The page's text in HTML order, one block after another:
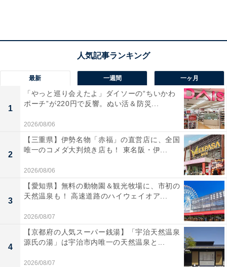
最新 一週間 一ヶ月
1
「やっと巡り会えたよ」ダイソーの“ちいかわ
ポーチ”が220円で反響。ぬい活＆防災...
2026/08/06
2
【三重県】伊勢名物「赤福」の直営店に、全国
唯一のコメダ大判焼き店も！ 東名阪・伊...
2026/08/06
3
【愛知県】無料の動物園＆観光牧場に、市初の
天然温泉も！ 高速道路のハイウェイオア...
2026/08/07
4
【京都府の人気スーパー銭湯】「宇治天然温泉
源氏の湯」は宇治市内唯一の天然温泉と...
2026/08/07